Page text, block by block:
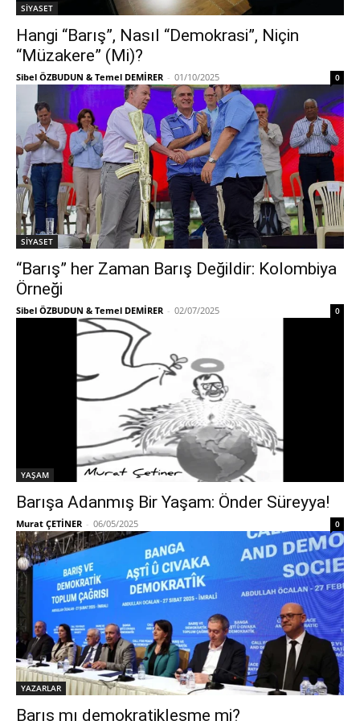
SİYASET
Hangi “Barış”, Nasıl “Demokrasi”, Niçin
“Müzakere” (Mi)?
Sibel ÖZBUDUN & Temel DEMİRER - 01/10/2025 0
SİYASET
“Barış” her Zaman Barış Değildir: Kolombiya
Örneği
Sibel ÖZBUDUN & Temel DEMİRER - 02/07/2025 0
YAŞAM
Barışa Adanmış Bir Yaşam: Önder Süreyya!
Murat ÇETİNER - 06/05/2025 0
YAZARLAR
Barış mı demokratikleşme mi?